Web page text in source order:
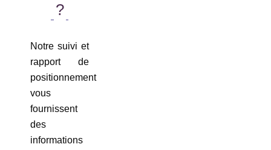
?
Notre suivi et
rapport de
positionnement
vous
fournissent
des
informations